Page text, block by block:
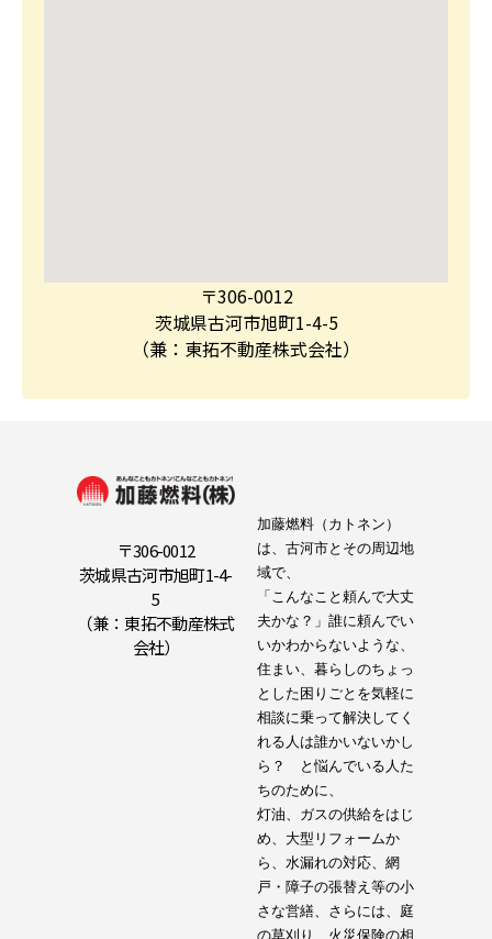
〒306-0012
茨城県古河市旭町1-4-5
（兼：東拓不動産株式会社）
〒306-0012
茨城県古河市旭町1-4-
5
（兼：東拓不動産株式
会社）
加藤燃料（カトネン）
は、古河市とその周辺地
域で、
「こんなこと頼んで大丈
夫かな？」誰に頼んでい
いかわからないような、
住まい、暮らしのちょっ
とした困りごとを気軽に
相談に乗って解決してく
れる人は誰かいないかし
ら？　と悩んでいる人た
ちのために、
灯油、ガスの供給をはじ
め、大型リフォームか
ら、水漏れの対応、網
戸・障子の張替え等の小
さな営繕、さらには、庭
の草刈り、火災保険の相